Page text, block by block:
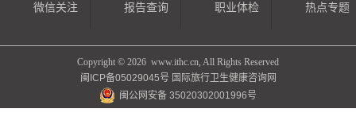
微信关注
报告查询
职业体检
热点专题
Copyright © 2026 www.ithc.cn, All Rights Reserved
闽ICP备05029045号 国际旅行卫生健康咨询网
闽公网安备 35020302001996号